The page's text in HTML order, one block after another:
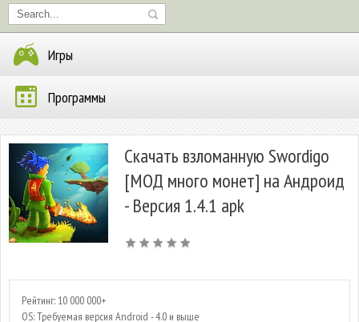
Игры
Программы
Скачать взломанную Swordigo
[МОД много монет] на Андроид
- Версия 1.4.1 apk
Рейтинг: 10 000 000+
OS: Требуемая версия Android - 4.0 и выше